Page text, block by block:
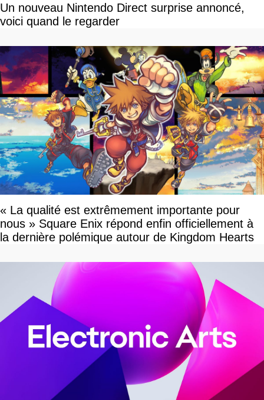
Un nouveau Nintendo Direct surprise annoncé,
voici quand le regarder
« La qualité est extrêmement importante pour
nous » Square Enix répond enfin officiellement à
la dernière polémique autour de Kingdom Hearts